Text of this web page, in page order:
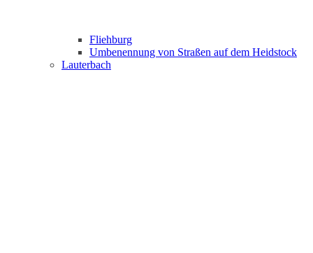
Fliehburg
Umbenennung von Straßen auf dem Heidstock
Lauterbach